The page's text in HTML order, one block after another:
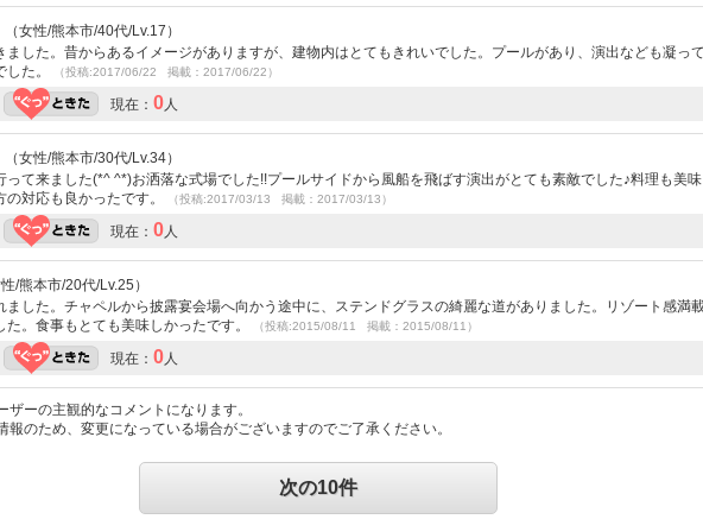
女性/熊本市/40代/Lv.17）
ました。昔からあるイメージがありますが、建物内はとてもきれいでした。プールがあり、演出なども凝って
した。
（投稿:2017/06/22 掲載：2017/06/22）
現在： 0人
女性/熊本市/30代/Lv.34）
って来ました(*^ ^*)お洒落な式場でした!!プールサイドから風船を飛ばす演出がとても素敵でした♪料理も美
対応も良かったです。
（投稿:2017/03/13 掲載：2017/03/13）
現在： 0人
/熊本市/20代/Lv.25）
ました。チャペルから披露宴会場へ向かう途中に、ステンドグラスの綺麗な道がありました。リゾート感満
た。食事もとても美味しかったです。
（投稿:2015/08/11 掲載：2015/08/11）
現在： 0人
ーの主観的なコメントになります。
報のため、変更になっている場合がございますのでご了承ください。
次の10件